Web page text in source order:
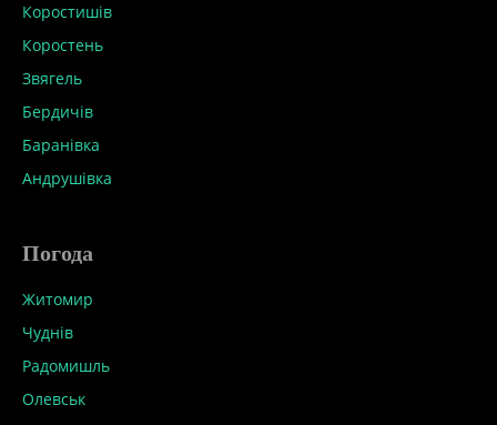
Коростишів
Коростень
Звягель
Бердичів
Баранівка
Андрушівка
Погода
Житомир
Чуднів
Радомишль
Олевськ